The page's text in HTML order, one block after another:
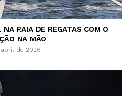
RAIA DE REGATAS COM O
NA MÃO
de 2026